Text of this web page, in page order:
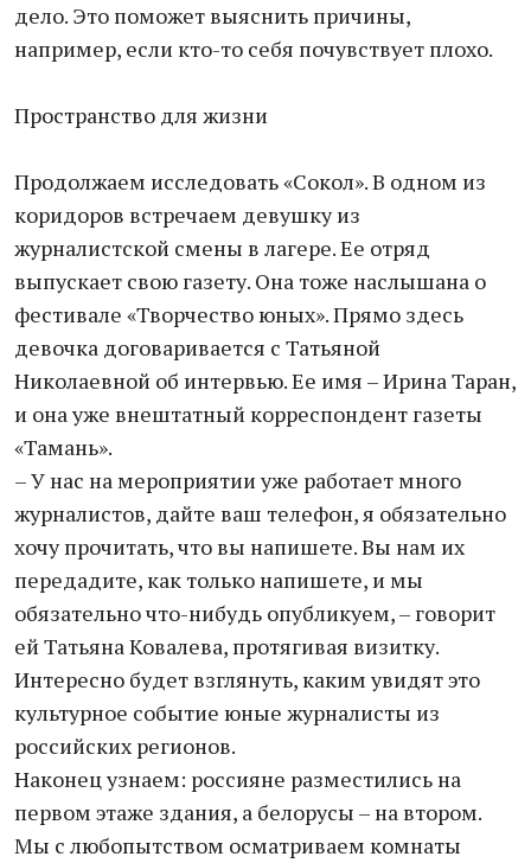
дело. Это поможет выяснить причины,
например, если кто-то себя почувствует плохо.
Пространство для жизни
Продолжаем исследовать «Сокол». В одном из
коридоров встречаем девушку из
журналистской смены в лагере. Ее отряд
выпускает свою газету. Она тоже наслышана о
фестивале «Творчество юных». Прямо здесь
девочка договаривается с Татьяной
Николаевной об интервью. Ее имя – Ирина Таран,
и она уже внештатный корреспондент газеты
«Тамань».
– У нас на мероприятии уже работает много
журналистов, дайте ваш телефон, я обязательно
хочу прочитать, что вы напишете. Вы нам их
передадите, как только напишете, и мы
обязательно что-нибудь опубликуем, – говорит
ей Татьяна Ковалева, протягивая визитку.
Интересно будет взглянуть, каким увидят это
культурное событие юные журналисты из
российских регионов.
Наконец узнаем: россияне разместились на
первом этаже здания, а белорусы – на втором.
Мы с любопытством осматриваем комнаты